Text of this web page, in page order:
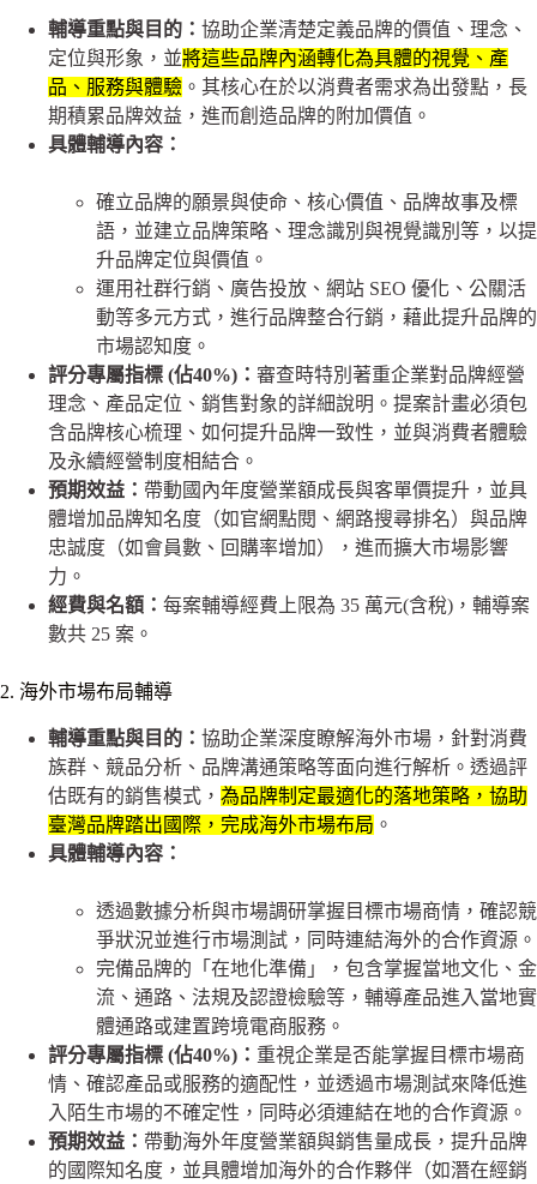
輔導重點與目的： 協助企業清楚定義品牌的價值、理念、
定位與形象，並將這些品牌內涵轉化為具體的視覺、產
品、服務與體驗 。其核心在於以消費者需求為出發點，長
期積累品牌效益，進而創造品牌的附加價值。
具體輔導內容：
確立品牌的願景與使命、核心價值、品牌故事及標
語，並建立品牌策略、理念識別與視覺識別等，以提
升品牌定位與價值。
運用社群行銷、廣告投放、網站 SEO 優化、公關活
動等多元方式，進行品牌整合行銷，藉此提升品牌的
市場認知度。
評分專屬指標 (佔40%)： 審查時特別著重企業對品牌經營
理念、產品定位、銷售對象的詳細說明。提案計畫必須包
含品牌核心梳理、如何提升品牌一致性，並與消費者體驗
及永續經營制度相結合。
預期效益： 帶動國內年度營業額成長與客單價提升，並具
體增加品牌知名度（如官網點閱、網路搜尋排名）與品牌
忠誠度（如會員數、回購率增加），進而擴大市場影響
力。
經費與名額： 每案輔導經費上限為 35 萬元(含稅)，輔導案
數共 25 案。
2. 海外市場布局輔導
輔導重點與目的： 協助企業深度瞭解海外市場，針對消費
族群、競品分析、品牌溝通策略等面向進行解析。透過評
估既有的銷售模式， 為品牌制定最適化的落地策略，協助
臺灣品牌踏出國際，完成海外市場布局 。
具體輔導內容：
透過數據分析與市場調研掌握目標市場商情，確認競
爭狀況並進行市場測試，同時連結海外的合作資源。
完備品牌的「在地化準備」，包含掌握當地文化、金
流、通路、法規及認證檢驗等，輔導產品進入當地實
體通路或建置跨境電商服務。
評分專屬指標 (佔40%)： 重視企業是否能掌握目標市場商
情、確認產品或服務的適配性，並透過市場測試來降低進
入陌生市場的不確定性，同時必須連結在地的合作資源。
預期效益： 帶動海外年度營業額與銷售量成長，提升品牌
的國際知名度，並具體增加海外的合作夥伴（如潛在經銷